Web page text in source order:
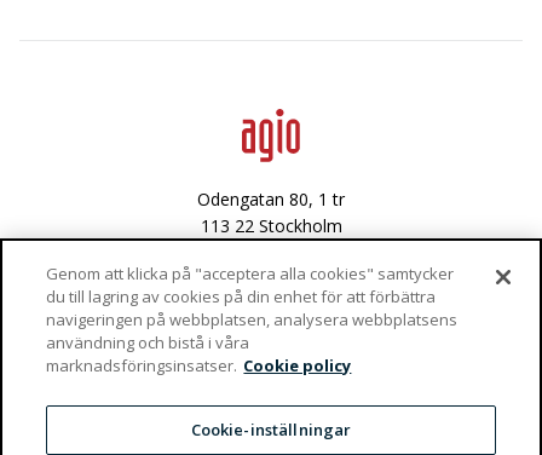
Dokument- och ärendehantering
Data & integritet
Odengatan 80, 1 tr
113 22 Stockholm
Västra Varvsgatan 3
972 36 Luleå
Vaktgatan 4
981 47 Kiruna
Genom att klicka på "acceptera alla cookies" samtycker
du till lagring av cookies på din enhet för att förbättra
navigeringen på webbplatsen, analysera webbplatsens
användning och bistå i våra
marknadsföringsinsatser. Cookie policy
Cookie-inställningar